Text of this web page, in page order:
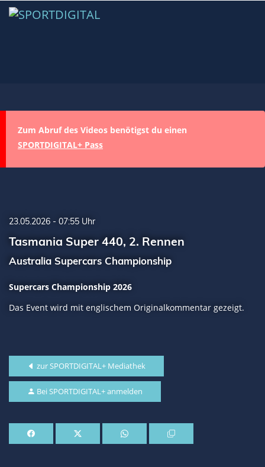
Zum Abruf des Videos benötigst du einen
SPORTDIGITAL+ Pass
23.05.2026 - 07:55 Uhr
Tasmania Super 440, 2. Rennen
Australia Supercars Championship
Supercars Championship 2026
Das Event wird mit englischem Originalkommentar gezeigt.
zur SPORTDIGITAL+ Mediathek
Bei SPORTDIGITAL+ anmelden